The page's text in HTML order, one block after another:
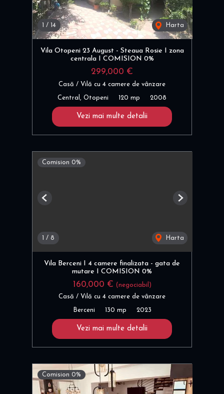
1 / 14 Harta
Vila Otopeni 23 August - Steaua Rosie I zona
centrala I COMISION 0%
299,000 €
Casă / Vilă cu 4 camere de vânzare
Central, Otopeni 120 mp 2008
Vezi mai multe detalii
Comision 0%
1 / 8 Harta
Previous Next
Vila Berceni I 4 camere finalizata - gata de
mutare I COMISION 0%
160,000 € (negociabil)
Casă / Vilă cu 4 camere de vânzare
Berceni 130 mp 2023
Vezi mai multe detalii
Comision 0%